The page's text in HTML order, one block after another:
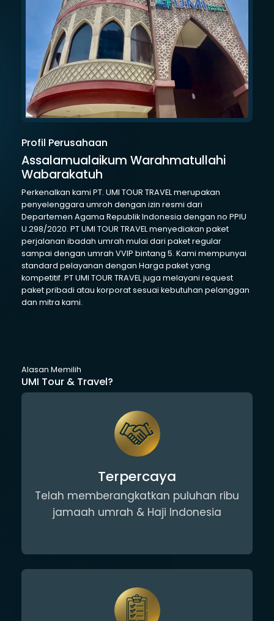
Profil Perusahaan
Assalamualaikum Warahmatullahi
Wabarakatuh
Perkenalkan kami PT. UMI TOUR TRAVEL merupakan
penyelenggara umroh dengan izin resmi dari
Departemen Agama Republik Indonesia dengan no PPIU
U.298/2020. PT UMI TOUR TRAVEL menyediakan paket
perjalanan ibadah umrah mulai dari paket regular
sampai dengan umrah VVIP bintang 5. Kami mempunyai
standard pelayanan dengan Harga paket yang
kompetitif. PT UMI TOUR TRAVEL juga melayani request
paket pribadi atau korporat sesuai kebutuhan pelanggan
dan mitra kami.
Alasan Memilih
UMI Tour & Travel?
Terpercaya
Telah memberangkatkan puluhan ribu
jamaah umrah & Haji Indonesia